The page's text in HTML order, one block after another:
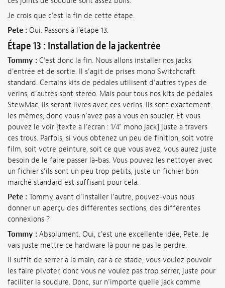
Je crois que c’est la fin de cette étape.
Pete : Oui. Passons à l’étape 13.
Étape 13 : Installation de la jackentrée
Tommy : C’est donc la fin. Nous allons installer nos jacks
d'entrée et de sortie. Il s’agit de prises mono Switchcraft
standard. Certains kits de pédales utilisent d’autres types de
vérins, d’autres sont stéréo. Mais pour tous nos kits de pédales
StewMac, ils seront livrés avec ces vérins. Ils sont exactement
les mêmes, donc vous n’avez pas à vous en soucier. Et vous
pouvez le voir [texte à l’écran : 1/4" mono jack] juste à travers
ces trous. Parfois, si vous obtenez un peu de finition, soit votre
film, soit votre peinture, soit ce que vous avez, vous aurez juste
besoin de le faire passer là-bas. Vous pouvez les nettoyer avec
un fichier s’ils sont un peu trop petits, juste un fichier bon
marché standard est suffisant pour cela.
Pete : Tommy, avant d’installer l’autre, pouvez-vous nous
donner un aperçu des différentes sections, des différentes
connexions ?
Tommy : Absolument. Oui, c'est une excellente idée, Pete. Je
vais juste mettre ce hardware là pour ne pas le perdre.
Il suffit de serrer à la main, car à ce stade, vous voulez pouvoir
les faire pivoter, donc vous ne voulez pas trop serrer, juste pour
faciliter la soudure. Donc, sur n’importe quelle jack comme